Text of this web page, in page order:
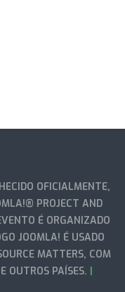
OFICIALMENTE,
PROJECT AND
É ORGANIZADO
JOOMLA! É USADO
MATTERS, COM
OUTROS PAÍSES. |